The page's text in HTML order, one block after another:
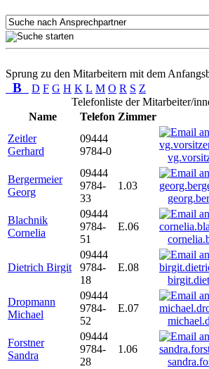
Sprung zu den Mitarbeitern mit dem
B D F G H K L M O R S Z
Telefonliste der Mitarbeiter/
Name
Telefon Zimmer
Zeitler
Gerhard
09444
9784-0
Bergermeier
Georg
09444
9784-
33
1.03
Blachnik
Cornelia
09444
9784-
51
E.06
Dietrich Birgit
09444
9784-
18
E.08
Dropmann
Michael
09444
9784-
52
E.07
Forstner
Sandra
09444
9784-
28
1.06